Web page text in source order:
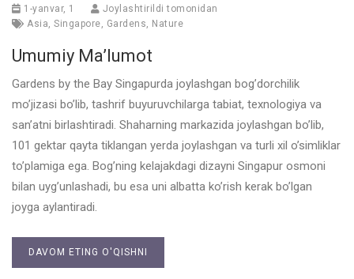
1-yanvar, 1
Joylashtirildi tomonidan
Asia, Singapore, Gardens, Nature
Umumiy Ma’lumot
Gardens by the Bay Singapurda joylashgan bog’dorchilik
mo’jizasi bo’lib, tashrif buyuruvchilarga tabiat, texnologiya va
san’atni birlashtiradi. Shaharning markazida joylashgan bo’lib,
101 gektar qayta tiklangan yerda joylashgan va turli xil o’simliklar
to’plamiga ega. Bog’ning kelajakdagi dizayni Singapur osmoni
bilan uyg’unlashadi, bu esa uni albatta ko’rish kerak bo’lgan
joyga aylantiradi.
DAVOM ETING O'QISHNI